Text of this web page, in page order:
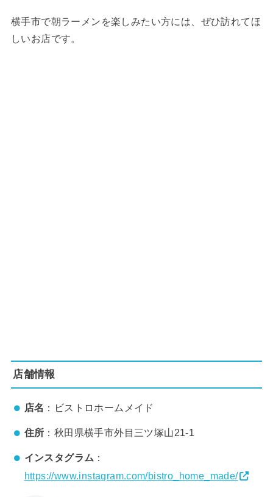
横手市で朝ラーメンを楽しみたい方には、ぜひ訪れてほ
しいお店です。
店舗情報
店名 ：ビストロホームメイド
住所 ：秋田県横手市外目三ツ塚山21-1
インスタグラム ：
https://www.instagram.com/bistro_home_made/